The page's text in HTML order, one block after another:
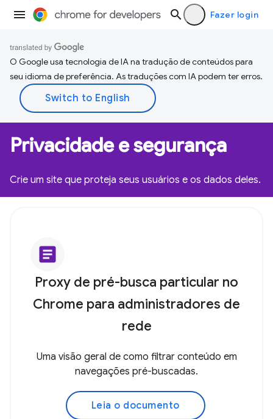
Fazer login
O Google usa tecnologia de IA na tradução de conteúdos para
seu idioma de preferência. As traduções com IA podem ter erros.
Privacidade e segurança
Crie um site que proteja seus usuários e os dados deles.
article
Proxy de pré-busca particular no
Chrome para administradores de
rede
Uma visão geral de como filtrar conteúdo em
navegações pré-buscadas.
Leia o documento